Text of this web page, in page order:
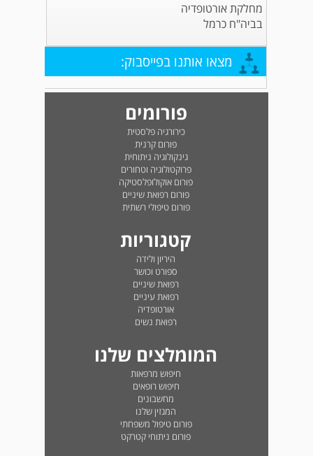
מחלקת אורטופדיה
בביה"ח כרמל
מצאו אותנו בפייסבוק:
פורומים
כירורגיה פלסטית
פורום קרנית
גינקולוגיה ניתוחית
פרוקטולוגיה וטחורים
פורום אוקולופלסטיקה
פורום רפואת שיניים
פורום טיפולי רשתית
קטגוריות
היריון ולידה
ספורט וכושר
רפואת שיניים
רפואת עיניים
אורטופדיה
רפואת נשים
המומלצים שלנו
חיפוש מרפאות
חיפוש רופאים
מחשבונים
המגזין שלנו
פורום טיפול משפחתי
פורום ניתוחי קטרקט